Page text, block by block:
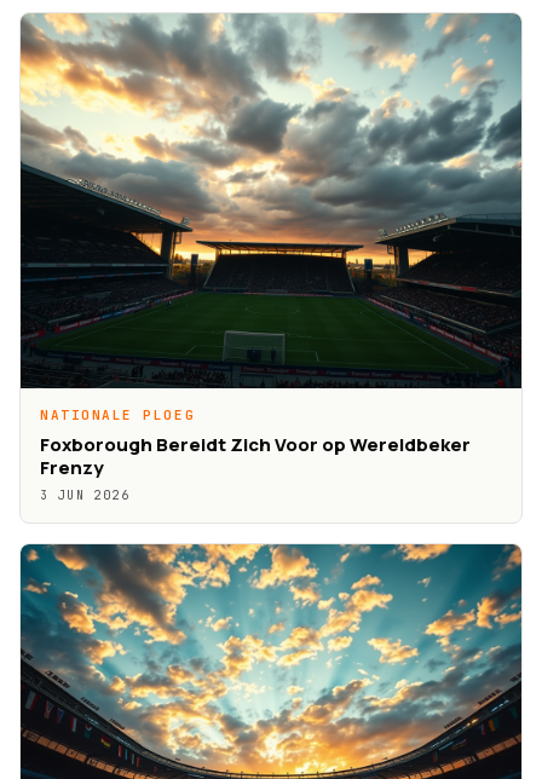
NATIONALE PLOEG
Foxborough Bereidt Zich Voor op Wereldbeker
Frenzy
3 JUN 2026